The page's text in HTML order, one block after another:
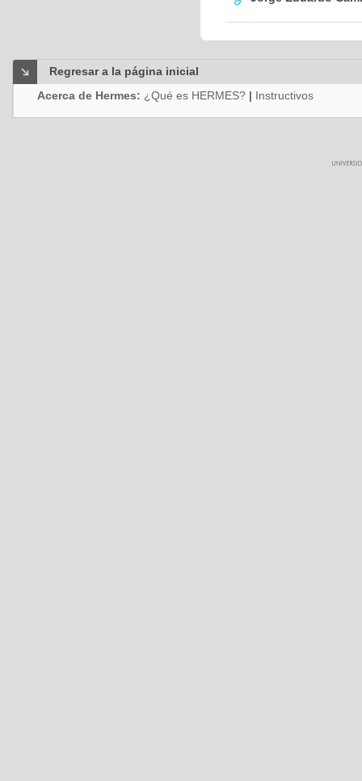
Regresar a la página inicial
Acerca de Hermes: ¿Qué es HERMES? | Instructivos